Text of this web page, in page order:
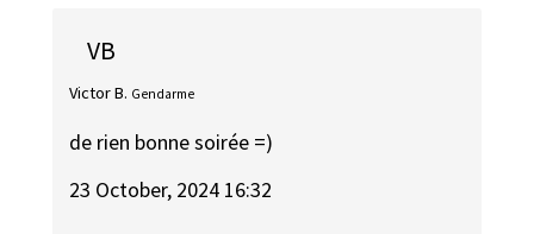
VB
Victor B. Gendarme
de rien bonne soirée =)
23 October, 2024 16:32